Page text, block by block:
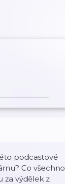
podcastové
Co
za výdělek z